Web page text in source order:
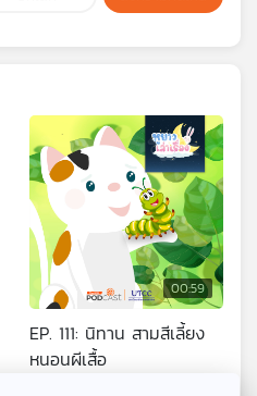
00:59
EP. 111: นิทาน สามสีเลี้ยง
หนอนผีเสื้อ